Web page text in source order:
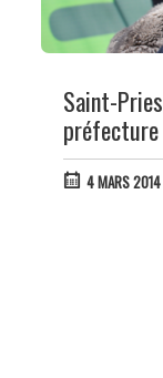
Saint-
préfecture
4 MARS 2014